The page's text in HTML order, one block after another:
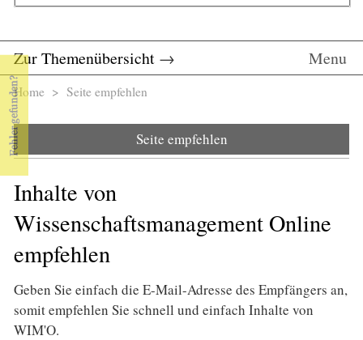
Zur Themenübersicht → Menu
Sie sind hier
Home > Seite empfehlen
Seite empfehlen
Inhalte von
Wissenschaftsmanagement Online
empfehlen
Geben Sie einfach die E-Mail-Adresse des Empfängers an,
somit empfehlen Sie schnell und einfach Inhalte von
WIM'O.